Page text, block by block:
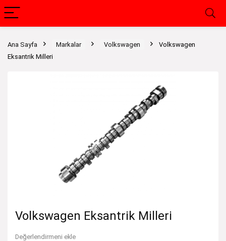
Ana Sayfa Markalar Volkswagen
Volkswagen
Eksantrik Milleri
Volkswagen Eksantrik Milleri
Değerlendirmeni ekle